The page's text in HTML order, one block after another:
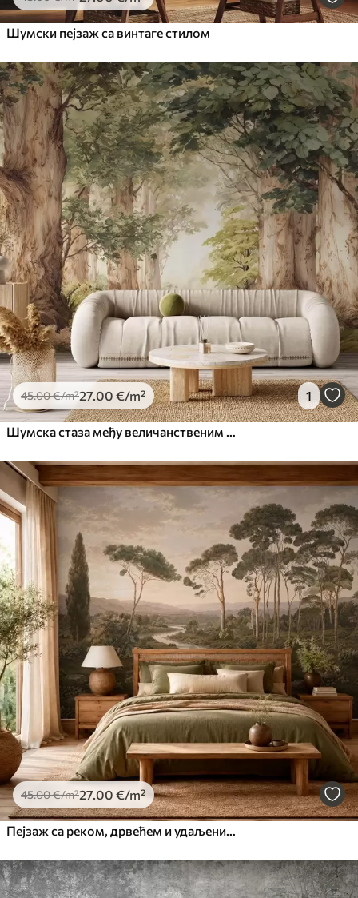
Шумски пејзаж са винтаге стилом
45.00€/m²27 .00 €/m² 1
45.00€/m²27 .00 €/m²